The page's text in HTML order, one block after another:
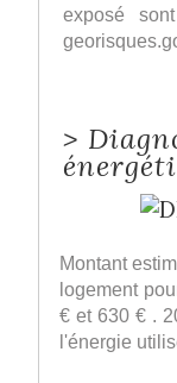
exposé
>
Montant
logement
€ et 630 € .
l'énergie